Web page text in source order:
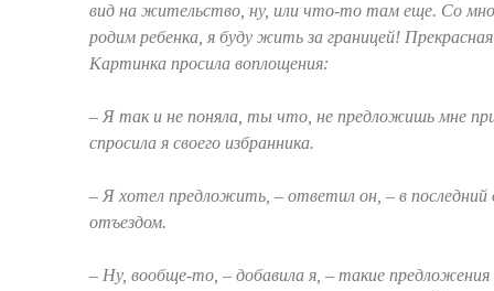
вид на жительство, ну, или что-то там еще. Со
родим ребенка, я буду жить за границей!
Картинка просила воплощения:
– Я так и не поняла, ты что, не предложишь мне
спросила я своего избранника.
– Я хотел предложить, – ответил он, – в последний
отъездом.
– Ну, вообще-то, – добавила я, – такие предложения